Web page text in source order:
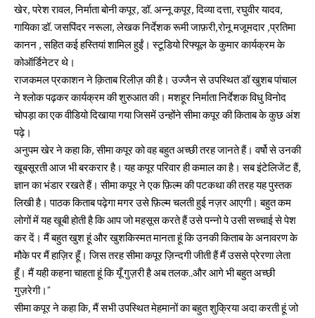
खेर, परेश रावल, निर्माता बोनी कपूर, डॉ. अन्नू कपूर, दिव्या दत्ता, रघुवीर यादव,
गायिका डॉ. जसपिंदर नरूला, लेखक निर्देशक रूमी जाफ़री,रोनू मजूमदार ,प्रतिमा
कानन , सहित कई हस्तियां शामिल हुईं। स्टूडियो रिफ्यूल के कुमार कार्यक्रम के
कोऑर्डिनेटर थे।
राजकमल प्रकाशन ने क़िताब रिलीज़ की है। उज्जैन से उपस्थित डॉ खुशब पांचाल
ने श्लोक पढ़कर कार्यक्रम की शुरुआत की। मशहूर निर्माता निर्देशक विधु विनोद
चोपड़ा का एक वीडियो दिखाया गया जिसमें उन्होंने सीमा कपूर की किताब के कुछ अंश
पढ़े।
अनुपम खेर ने कहा कि, सीमा कपूर को वह बहुत अच्छी तरह जानते हैं। वर्षो से उनकी
खूबसूरती आज भी बरकरार है। यह कपूर परिवार ही कमाल का है। सब इंटेलिजेंट हैं,
ज्ञान का भंडार रखते हैं। सीमा कपूर ने एक फ़िल्म की पटकथा की तरह यह पुस्तक
लिखी है। पाठक किताब पढ़ेगा मगर उसे फ़िल्म चलती हुई नज़र आएगी। बहुत कम
लोगों में यह खूबी होती है कि आप जो महसूस करते हैं उसे पन्नो पे उसी सच्चाई से पेश
कर दें। मैं बहुत खुश हूं और खुशकिस्मत मानता हूं कि उनकी किताब के अनावरण के
मौके पर मैं हाज़िर हूँ। जिस तरह सीमा कपूर ज़िन्दगी जीती हैं मैं उससे प्रेरणा लेता
हूँ। मैं यही कहना चाहता हूं कि यूँ गुज़री है अब तलक..और आगे भी बहुत अच्छी
गुज़रेगी।”
सीमा कपूर ने कहा कि, मैं सभी उपस्थित मेहमानों का बहुत शुक्रिया अदा करती हूं जो